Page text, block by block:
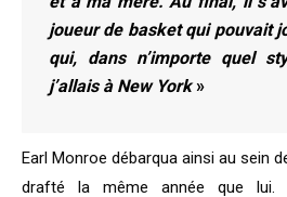
joueur de basket qui pouvait
qui, dans n’importe quel
j’allais à New York»
Earl Monroe débarqua ainsi au sein
drafté la même année que lui.